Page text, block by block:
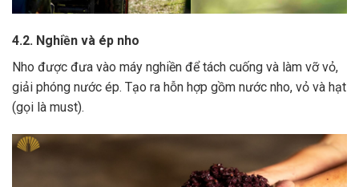
4.2. Nghiền và ép nho
Nho được đưa vào máy nghiền để tách cuống và làm vỡ vỏ,
giải phóng nước ép. Tạo ra hỗn hợp gồm nước nho, vỏ và hạt
(gọi là must).